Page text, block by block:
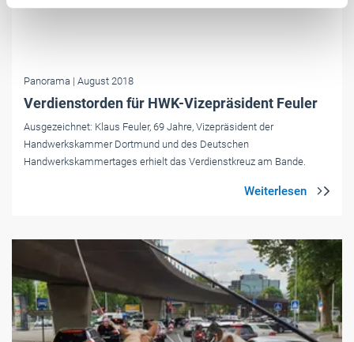
Panorama | August 2018
Verdienstorden für HWK-Vizepräsident Feuler
Ausgezeichnet: Klaus Feuler, 69 Jahre, Vizepräsident der
Handwerkskammer Dortmund und des Deutschen
Handwerkskammertages erhielt das Verdienstkreuz am Bande.